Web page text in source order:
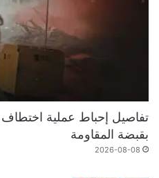
تفاصيل إحباط عملية
بقبضة المقاومة
2026-08-08